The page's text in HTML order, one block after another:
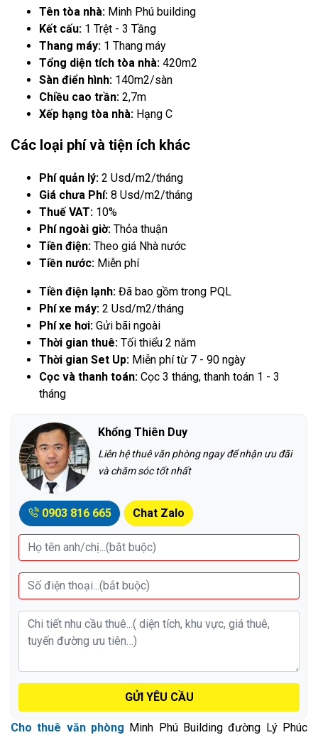
Tên tòa nhà: Minh Phú building
Kết cấu: 1 Trệt - 3 Tầng
Thang máy: 1 Thang máy
Tổng diện tích tòa nhà: 420m2
Sàn điển hình: 140m2/sàn
Chiều cao trần: 2,7m
Xếp hạng tòa nhà: Hạng C
Các loại phí và tiện ích khác
Phí quản lý: 2 Usd/m2/tháng
Giá chưa Phí: 8 Usd/m2/tháng
Thuế VAT: 10%
Phí ngoài giờ: Thỏa thuận
Tiền điện: Theo giá Nhà nước
Tiền nước: Miễn phí
Tiền điện lạnh: Đã bao gồm trong PQL
Phí xe máy: 2 Usd/m2/tháng
Phí xe hơi: Gửi bãi ngoài
Thời gian thuê: Tối thiểu 2 năm
Thời gian Set Up: Miễn phí từ 7 - 90 ngày
Cọc và thanh toán: Cọc 3 tháng, thanh toán 1 - 3
tháng
Khổng Thiên Duy
Liên hệ thuê văn phòng ngay để nhận ưu đãi
và chăm sóc tốt nhất
0903 816 665 Chat Zalo
GỬI YÊU CẦU
Cho thuê văn phòng Minh Phú Building đường Lý Phúc